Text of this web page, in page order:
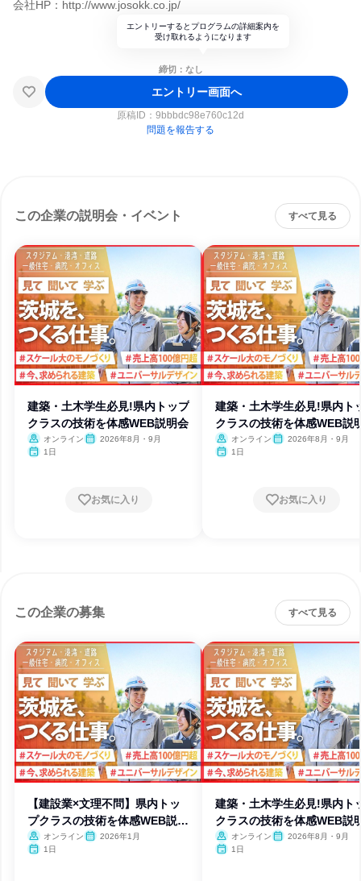
会社HP：http://www.josokk.co.jp/
エントリーするとプログラムの詳細案内を
受け取れるようになります
締切：なし
エントリー画面へ
原稿ID： 9bbbdc98e760c12d
問題を報告する
この企業の説明会・イベント すべて見る
建築・土木学生必見!県内トップ
クラスの技術を体感WEB説明会
オンライン
2026年8月・9月
1日
お気に入り
建築・土木学生必見!県内ト
クラスの技術を体感WEB説
オンライン
2026年8月・9月
1日
お気に入り
この企業の募集 すべて見る
【建設業×文理不問】県内トッ
プクラスの技術を体感WEB説明
会
オンライン
2026年1月
1日
建築・土木学生必見!県内ト
クラスの技術を体感WEB説
オンライン
2026年8月・9月
1日